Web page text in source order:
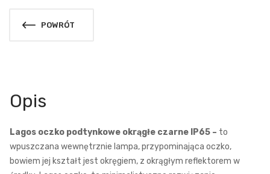
POWRÓT
Opis
Lagos oczko podtynkowe okrągłe czarne IP65 – to
wpuszczana wewnętrznie lampa, przypominająca oczko,
bowiem jej kształt jest okręgiem, z okrągłym reflektorem w